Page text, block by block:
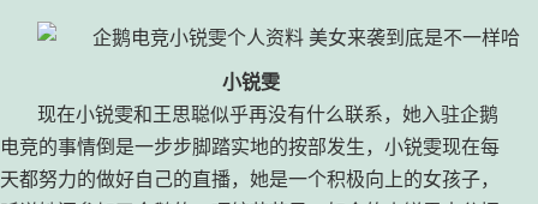
小锐雯
现在小锐雯和王思聪似乎再没有什么联系，她入驻企鹅
电竞的事情倒是一步步脚踏实地的按部发生，小锐雯现在每
天都努力的做好自己的直播，她是一个积极向上的女孩子，